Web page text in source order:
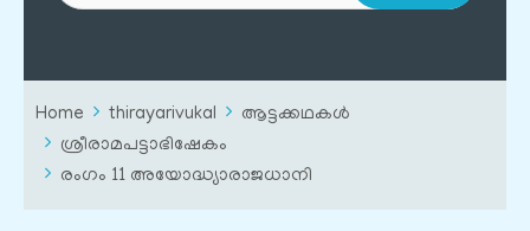
Home thirayarivukal
ആട്ടക്കഥകൾ
ശ്രീരാമപട്ടാഭിഷേകം
രംഗം 11 അയോദ്ധ്യാരാജധാനി